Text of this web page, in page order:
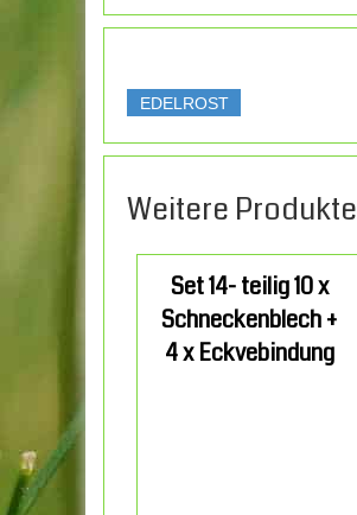
EDELROST
Weitere Produkte
Set 14- teilig 10 x
Schneckenblech +
4 x Eckvebindung